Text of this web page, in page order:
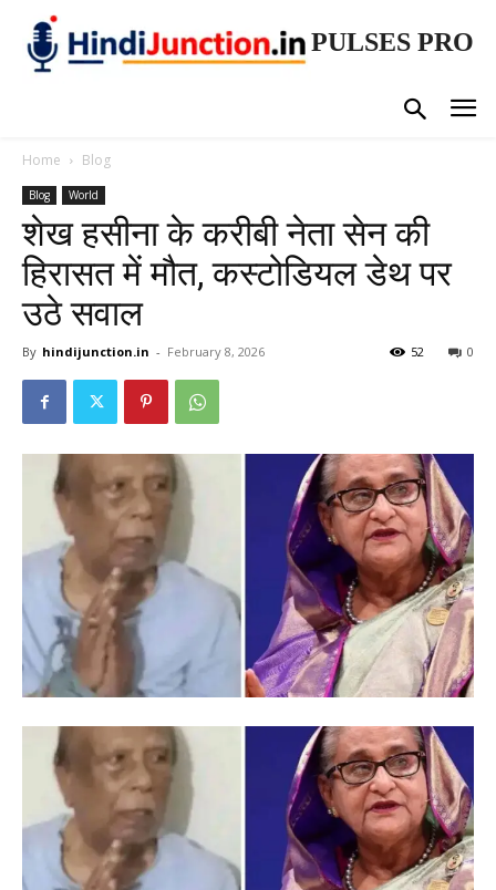
PULSES PRO
Home Blog
Blog World
शेख हसीना के करीबी नेता सेन की
हिरासत में मौत, कस्टोडियल डेथ पर
उठे सवाल
By hindijunction.in - February 8, 2026 0
52